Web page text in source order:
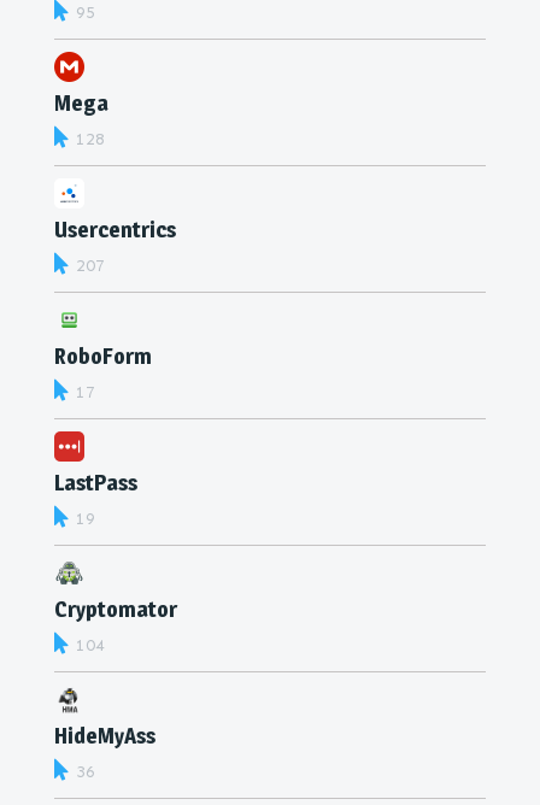
95
Mega
128
Usercentrics
207
RoboForm
17
LastPass
19
Cryptomator
104
HideMyAss
36